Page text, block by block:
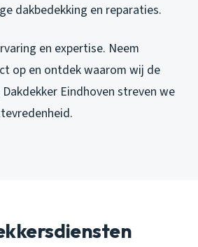
dakbedekking en reparaties.
en expertise. Neem
op en ontdek waarom wij de
Eindhoven streven we